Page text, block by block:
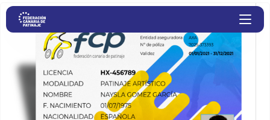
Proyectos
Competiciones